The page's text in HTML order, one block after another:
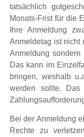
tatsächlich
Monats-Frist für die
Ihre Anmeldung
Anmeldetag ist nicht
Anmeldung
Das kann im
bringen, weshalb
werden sollte. Das
Bei der Anmeldung
Rechte zu